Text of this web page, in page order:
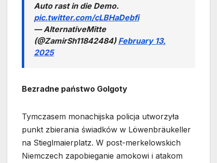
Auto rast in die Demo.
pic.twitter.com/cLBHaDebfi
— AlternativeMitte
(@ZamirSh11842484) February 13,
2025
Bezradne państwo Golgoty
Tymczasem monachijska policja utworzyła
punkt zbierania świadków w Löwenbräukeller
na Stieglmaierplatz. W post-merkelowskich
Niemczech zapobieganie amokowi i atakom